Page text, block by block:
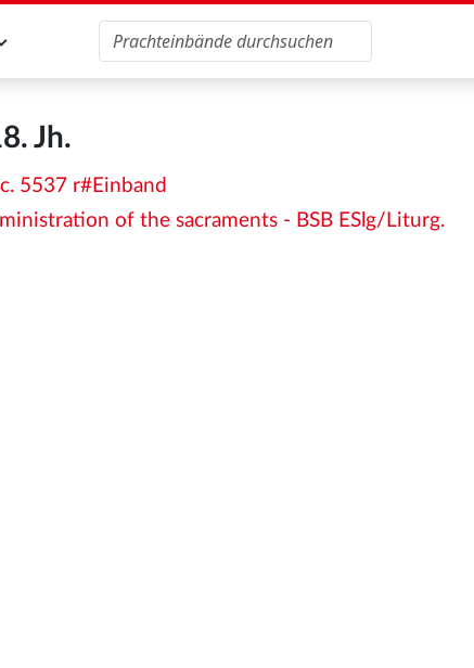
Jh.
5537 r#Einband
of the sacraments - BSB ESlg/Liturg.